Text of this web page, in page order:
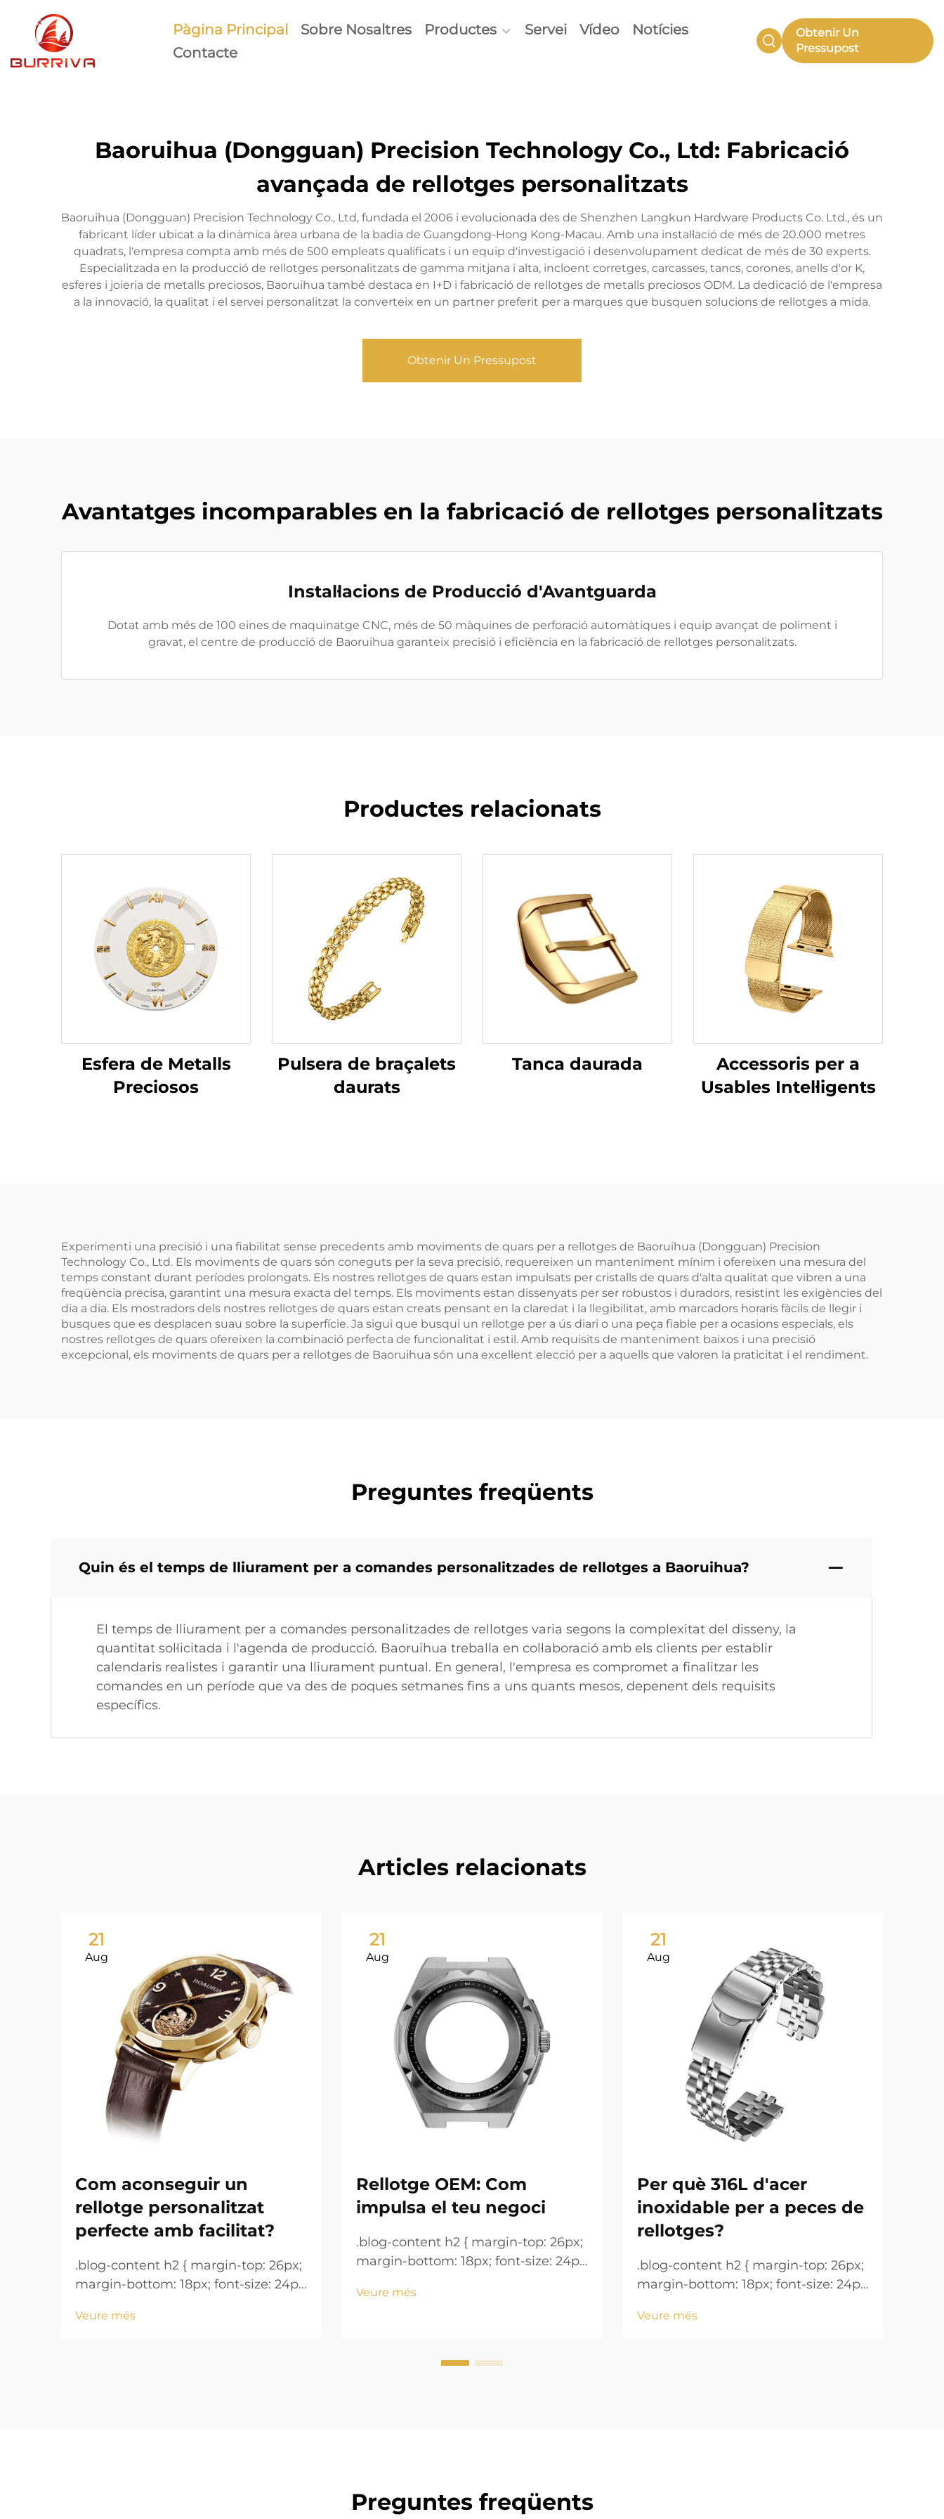
Pàgina Principal Sobre Nosaltres Productes Servei Vídeo
Notícies
Contacte
Obtenir Un
Pressupost
Baoruihua (Dongguan) Precision Technology Co., Ltd: Fabricació
avançada de rellotges personalitzats
Baoruihua (Dongguan) Precision Technology Co., Ltd, fundada el 2006 i evolucionada des de Shenzhen Langkun Hardware Products Co. Ltd., és un
fabricant líder ubicat a la dinàmica àrea urbana de la badia de Guangdong-Hong Kong-Macau. Amb una instal·lació de més de 20.000 metres
quadrats, l'empresa compta amb més de 500 empleats qualificats i un equip d'investigació i desenvolupament dedicat de més de 30 experts.
Especialitzada en la producció de rellotges personalitzats de gamma mitjana i alta, incloent corretges, carcasses, tancs, corones, anells d'or K,
esferes i joieria de metalls preciosos, Baoruihua també destaca en I+D i fabricació de rellotges de metalls preciosos ODM. La dedicació de l'empresa
a la innovació, la qualitat i el servei personalitzat la converteix en un partner preferit per a marques que busquen solucions de rellotges a mida.
Obtenir Un Pressupost
Avantatges incomparables en la fabricació de rellotges personalitzats
Instal·lacions de Producció d'Avantguarda
Dotat amb més de 100 eines de maquinatge CNC, més de 50 màquines de perforació automàtiques i equip avançat de poliment i
gravat, el centre de producció de Baoruihua garanteix precisió i eficiència en la fabricació de rellotges personalitzats.
Productes relacionats
Esfera de Metalls
Preciosos
Pulsera de braçalets
daurats
Tanca daurada
Accessoris per a
Usables Intel·ligents
Experimenti una precisió i una fiabilitat sense precedents amb moviments de quars per a rellotges de Baoruihua (Dongguan) Precision
Technology Co., Ltd. Els moviments de quars són coneguts per la seva precisió, requereixen un manteniment mínim i ofereixen una mesura del
temps constant durant períodes prolongats. Els nostres rellotges de quars estan impulsats per cristalls de quars d'alta qualitat que vibren a una
freqüència precisa, garantint una mesura exacta del temps. Els moviments estan dissenyats per ser robustos i duradors, resistint les exigències del
dia a dia. Els mostradors dels nostres rellotges de quars estan creats pensant en la claredat i la llegibilitat, amb marcadors horaris fàcils de llegir i
busques que es desplacen suau sobre la superfície. Ja sigui que busqui un rellotge per a ús diari o una peça fiable per a ocasions especials, els
nostres rellotges de quars ofereixen la combinació perfecta de funcionalitat i estil. Amb requisits de manteniment baixos i una precisió
excepcional, els moviments de quars per a rellotges de Baoruihua són una excel·lent elecció per a aquells que valoren la praticitat i el rendiment.
Preguntes freqüents
Quin és el temps de lliurament per a comandes personalitzades de rellotges a Baoruihua?
El temps de lliurament per a comandes personalitzades de rellotges varia segons la complexitat del disseny, la
quantitat sol·licitada i l'agenda de producció. Baoruihua treballa en col·laboració amb els clients per establir
calendaris realistes i garantir una lliurament puntual. En general, l'empresa es compromet a finalitzar les
comandes en un període que va des de poques setmanes fins a uns quants mesos, depenent dels requisits
específics.
Articles relacionats
21
Aug
Com aconseguir un
rellotge personalitzat
perfecte amb facilitat?
.blog-content h2 { margin-top: 26px;
margin-bottom: 18px; font-size: 24px
height: normal; } .blog-content h3 {
Veure més
21
Aug
Rellotge OEM: Com
impulsa el teu negoci
.blog-content h2 { margin-top: 26px;
margin-bottom: 18px; font-size: 24px
height: normal; } .blog-content h3 {
Veure més
21
Aug
Per què 316L d'acer
inoxidable per a peces de
rellotges?
.blog-content h2 { margin-top: 26px;
margin-bottom: 18px; font-size: 24px
height: normal; } .blog-content h3 {
Veure més
Preguntes freqüents